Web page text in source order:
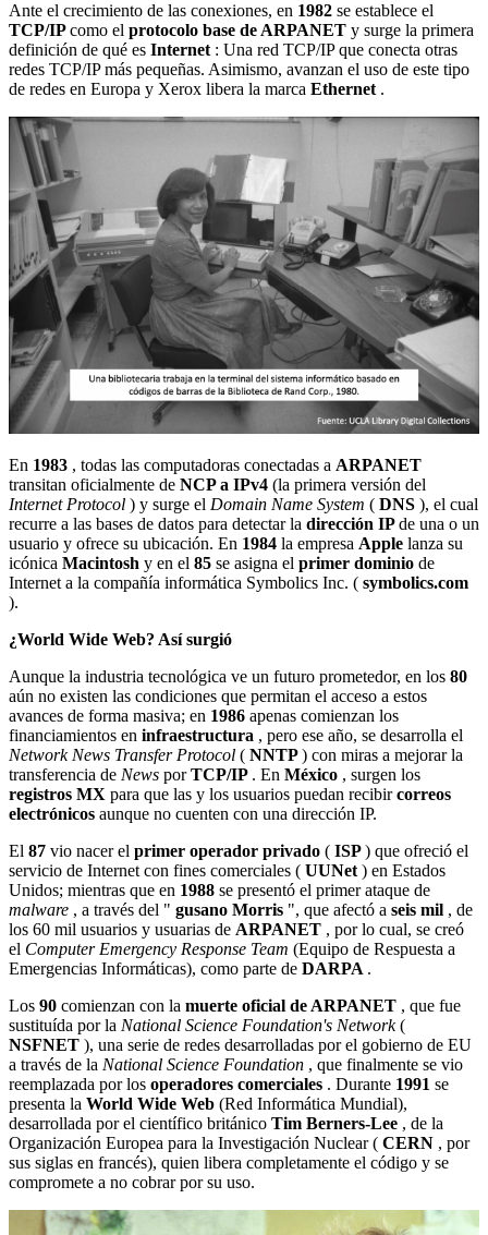
Ante el crecimiento de las conexiones, en 1982 se establece el
TCP/IPcomo el protocolo base de ARPANET y surge la primera
definición de qué es Internet : Una red TCP/IP que conecta otras
redes TCP/IP más pequeñas. Asimismo, avanzan el uso de este tipo
de redes en Europa y Xerox libera la marca Ethernet .
En 1983 , todas las computadoras conectadas a ARPANET
transitan oficialmente de NCP a IPv4 (la primera versión del
Internet Protocol ) y surge el Domain Name System ( DNS ), el cual
recurre a las bases de datos para detectar la dirección IPde una o un
usuario y ofrece su ubicación. En 1984 la empresa Apple lanza su
icónica Macintosh y en el 85 se asigna el primer dominio de
Internet a la compañía informática Symbolics Inc. ( symbolics.com
).
¿World Wide Web? Así surgió
Aunque la industria tecnológica ve un futuro prometedor, en los 80
aún no existen las condiciones que permitan el acceso a estos
avances de forma masiva; en 1986 apenas comienzan los
financiamientos en infraestructura , pero ese año, se desarrolla el
Network News Transfer Protocol ( NNTP) con miras a mejorar la
transferencia de News porTCP/IP . En México , surgen los
registros MX para que las y los usuarios puedan recibircorreos
electrónicos aunque no cuenten con una dirección IP.
El 87 vio nacer el primer operador privado ( ISP) que ofreció el
servicio de Internet con fines comerciales ( UUNet ) en Estados
Unidos; mientras que en 1988 se presentó el primer ataque de
malware , a través del " gusano Morris ", que afectó a seis mil , de
los 60 mil usuarios y usuarias de ARPANET , por lo cual, se creó
el Computer Emergency Response Team (Equipo de Respuesta a
Emergencias Informáticas), como parte de DARPA .
Los 90 comienzan con la muerte oficial de ARPANET , que fue
sustituída por la National Science Foundation's Network(
NSFNET ), una serie de redes desarrolladas por el gobierno de EU
a través de la National Science Foundation , que finalmente se vio
reemplazada por los operadores comerciales . Durante 1991 se
presenta la World Wide Web (Red Informática Mundial),
desarrollada por el científico británico Tim Berners-Lee , de la
Organización Europea para la Investigación Nuclear ( CERN , por
sus siglas en francés), quien libera completamente el código y se
compromete a no cobrar por su uso.